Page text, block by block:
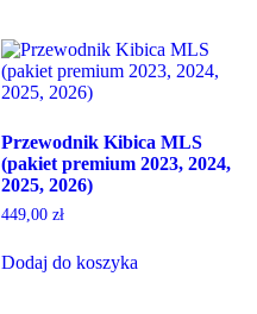
Przewodnik Kibica MLS
(pakiet premium 2023, 2024,
2025, 2026)
449,00 zł
Dodaj do koszyka